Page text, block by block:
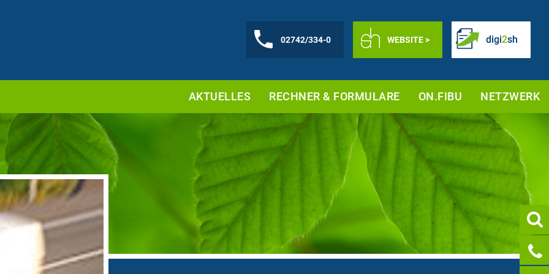
02742/334-0 WEBSITE > digi2sh
AKTUELLES RECHNER & FORMULARE ON.FIBU NETZWERK